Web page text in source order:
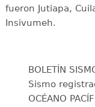
fueron Jutiapa,
Insivumeh.
BOLETÍN
Sismo
OCÉANO